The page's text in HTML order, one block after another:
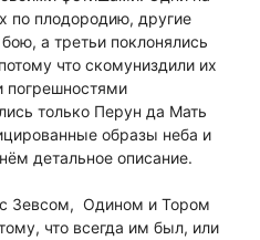
по плодородию, другие
а третьи поклонялись
что скомуниздили их
погрешностями
только Перун да Мать
образы неба и
детальное описание.
с Зевсом, Одином и Тором
что всегда им был, или